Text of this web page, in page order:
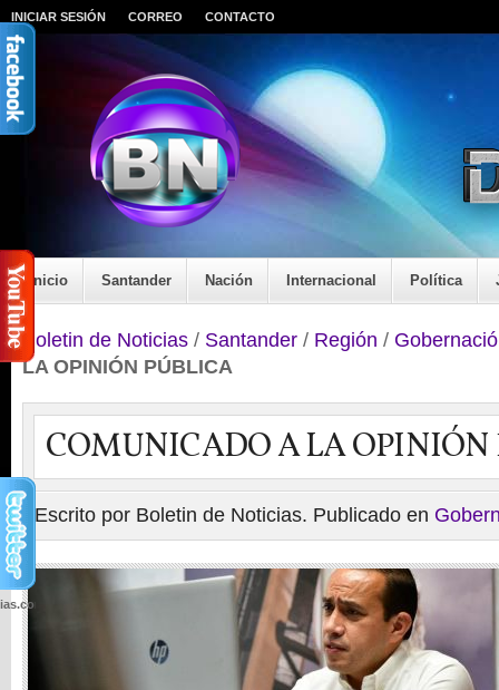
INICIAR SESIÓN CORREO CONTACTO
Inicio Santander Nación Internacional Política
Boletin de Noticias / Santander / Región /
LA OPINIÓN PÚBLICA
COMUNICADO A LA OPINIÓN
Escrito por Boletin de Noticias. Publicado en
wp-